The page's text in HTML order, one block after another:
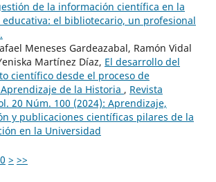
de la información científica en la
el bibliotecario, un profesional
Meneses Gardeazabal, Ramón Vidal
Martínez Díaz, El desarrollo del
científico desde el proceso de
de la Historia , Revista
20 Núm. 100 (2024): Aprendizaje,
y publicaciones científicas pilares de la
en la Universidad
> >>